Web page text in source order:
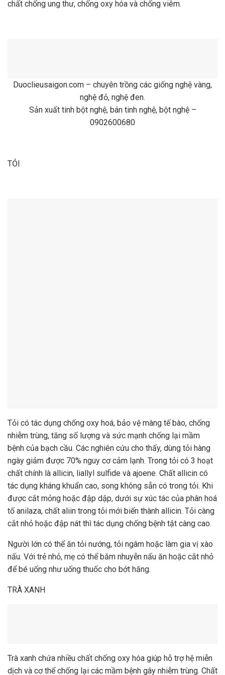
chất chống ung thư, chống oxy hóa và chống viêm.
Duoclieusaigon.com – chuyên trồng các giống nghệ vàng,
nghệ đỏ, nghệ đen.
Sản xuất tinh bột nghệ, bán tinh nghệ, bột nghệ –
0902600680
TỎI
Tỏi có tác dụng chống oxy hoá, bảo vệ màng tế bào, chống
nhiễm trùng, tăng số lượng và sức mạnh chống lại mầm
bệnh của bạch cầu. Các nghiên cứu cho thấy, dùng tỏi hàng
ngày giảm được 70% nguy cơ cảm lạnh. Trong tỏi có 3 hoạt
chất chính là allicin, liallyl sulfide và ajoene. Chất allicin có
tác dụng kháng khuẩn cao, song không sẵn có trong tỏi. Khi
được cắt mỏng hoặc đập dập, dưới sự xúc tác của phân hoá
tố anilaza, chất aliin trong tỏi mới biến thành allicin. Tỏi càng
cắt nhỏ hoặc đập nát thì tác dụng chống bệnh tật càng cao.
Người lớn có thể ăn tỏi nướng, tỏi ngâm hoặc làm gia vị xào
nấu. Với trẻ nhỏ, mẹ có thể băm nhuyễn nấu ăn hoặc cắt nhỏ
để bé uống như uống thuốc cho bớt hăng.
TRÀ XANH
Trà xanh chứa nhiều chất chống oxy hóa giúp hỗ trợ hệ miễn
dịch và cơ thể chống lại các mầm bệnh gây nhiễm trùng. Chất